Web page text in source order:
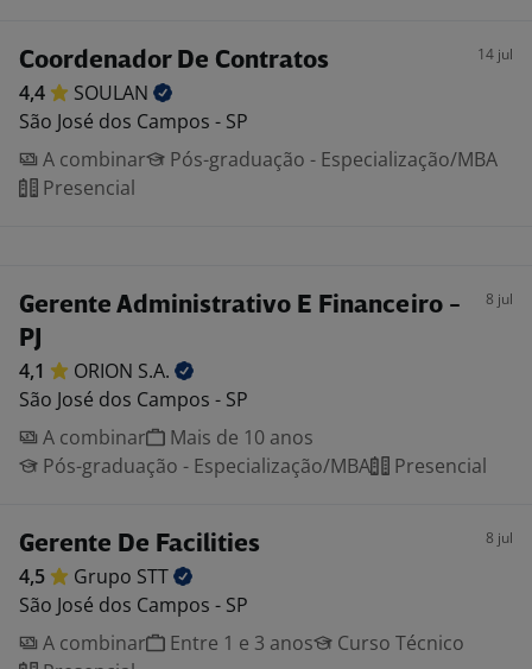
Coordenador De Contratos 14 jul
4,4
SOULAN
São José dos Campos - SP
A combinar
Pós-graduação - Especialização/MBA
Presencial
Gerente Administrativo E Financeiro -
PJ
8 jul
4,1 ORION S.A.
São José dos Campos - SP
A combinar
Mais de 10 anos
Pós-graduação - Especialização/MBA
Presencial
Gerente De Facilities 8 jul
4,5 Grupo STT
São José dos Campos - SP
A combinar
Entre 1 e 3 anos
Curso Técnico